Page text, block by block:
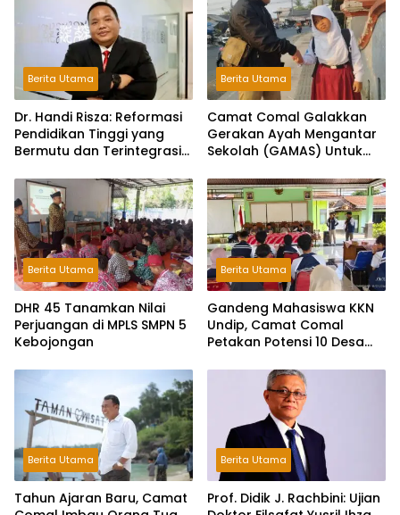
Berita Utama
Dr. Handi Risza: Reformasi
Pendidikan Tinggi yang
Bermutu dan Terintegrasi
2045
Berita Utama
Camat Comal Galakkan
Gerakan Ayah Mengantar
Sekolah (GAMAS) Untuk
Anak dan Ketahanan
Keluarga di Pemalang
Berita Utama
DHR 45 Tanamkan Nilai
Perjuangan di MPLS SMPN 5
Kebojongan
Berita Utama
Gandeng Mahasiswa KKN
Undip, Camat Comal
Petakan Potensi 10 Desa
Berita Utama
Tahun Ajaran Baru, Camat
Berita Utama
Prof. Didik J. Rachbini: Ujian